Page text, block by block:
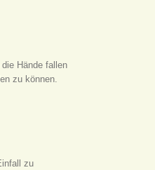
Hände fallen
zu können.
zu